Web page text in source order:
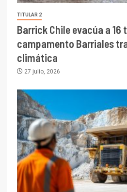
TITULAR 2
Barrick Chile evacúa a 16
campamento Barriales
climática
27 julio, 2026